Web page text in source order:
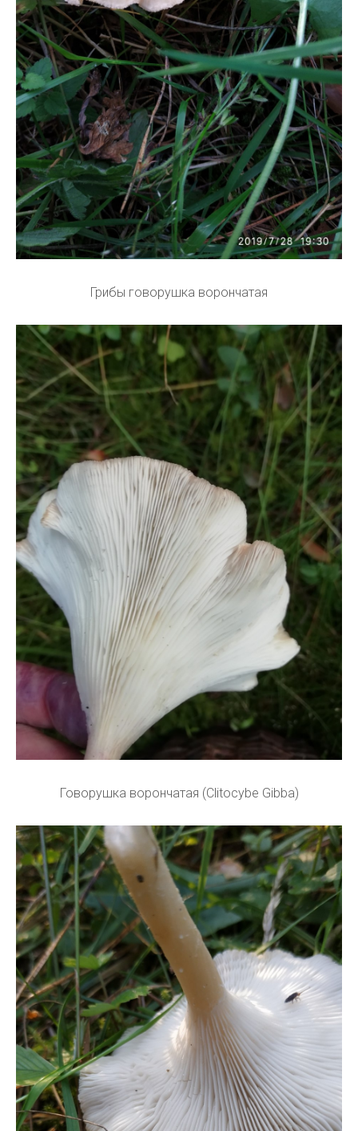
Грибы говорушка ворончатая
Говорушка ворончатая (Clitocybe Gibba)